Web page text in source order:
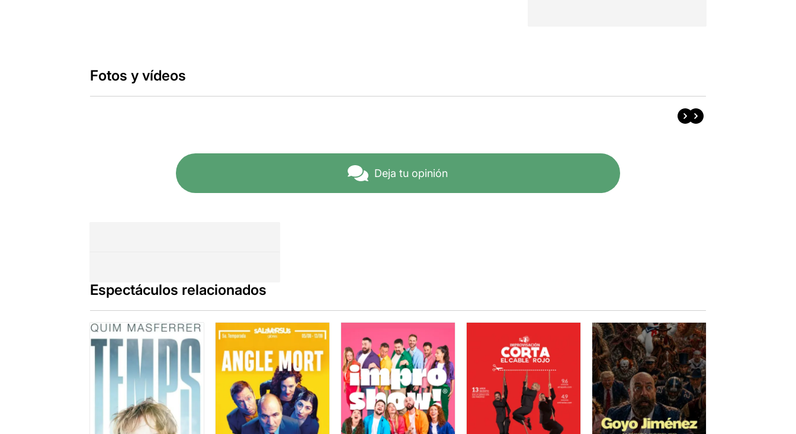
Fotos y vídeos
Deja tu opinión
Espectáculos relacionados